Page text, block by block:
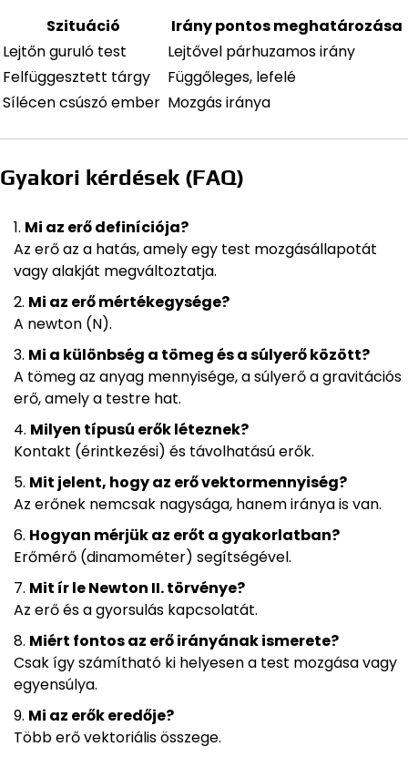
Szituáció
Irány pontos meghatározása
Lejtőn guruló test
Lejtővel párhuzamos irány
Felfüggesztett tárgy
Függőleges, lefelé
Sílécen csúszó ember Mozgás iránya
Gyakori kérdések (FAQ)
Mi az erő definíciója?
Az erő az a hatás, amely egy test mozgásállapotát
vagy alakját megváltoztatja.
Mi az erő mértékegysége?
A newton (N).
Mi a különbség a tömeg és a súlyerő között?
A tömeg az anyag mennyisége, a súlyerő a gravitációs
erő, amely a testre hat.
Milyen típusú erők léteznek?
Kontakt (érintkezési) és távolhatású erők.
Mit jelent, hogy az erő vektormennyiség?
Az erőnek nemcsak nagysága, hanem iránya is van.
Hogyan mérjük az erőt a gyakorlatban?
Erőmérő (dinamométer) segítségével.
Mit ír le Newton II. törvénye?
Az erő és a gyorsulás kapcsolatát.
Miért fontos az erő irányának ismerete?
Csak így számítható ki helyesen a test mozgása vagy
egyensúlya.
Mi az erők eredője?
Több erő vektoriális összege.